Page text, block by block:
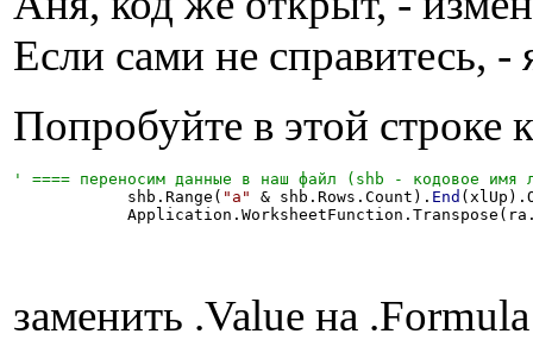
Если сами не справитесь, -
Попробуйте в этой строке
            shb.Range(
"a" & shb.Rows.Count). End
заменить .Value на